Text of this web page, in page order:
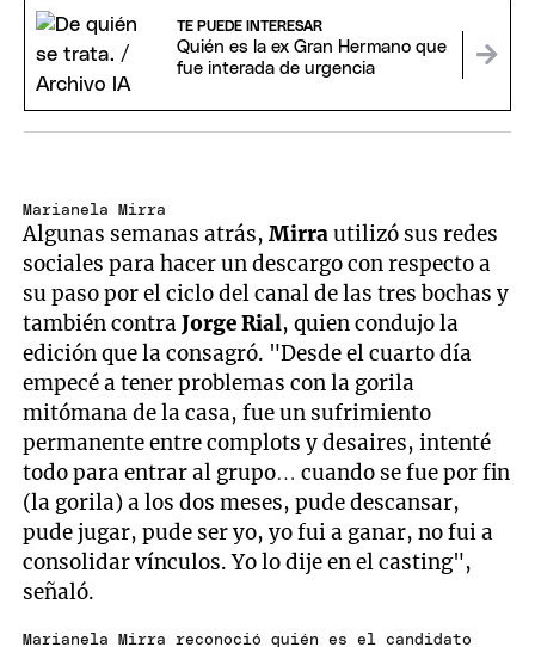
TE PUEDE INTERESAR
Quién es la ex Gran Hermano que
fue interada de urgencia
Marianela Mirra
Algunas semanas atrás,Mirrautilizó sus redes
sociales para hacer un descargo con respecto a
su paso por el ciclo del canal de las tres bochas y
también contraJorge Rial, quien condujo la
edición que la consagró. "Desde el cuarto día
empecé a tener problemas con la gorila
mitómana de la casa, fue un sufrimiento
permanente entre complots y desaires, intenté
todo para entrar al grupo… cuando se fue por fin
(la gorila) a los dos meses, pude descansar,
pude jugar, pude ser yo, yo fui a ganar, no fui a
consolidar vínculos. Yo lo dije en el casting",
señaló.
Marianela Mirra reconoció quién es el candidato